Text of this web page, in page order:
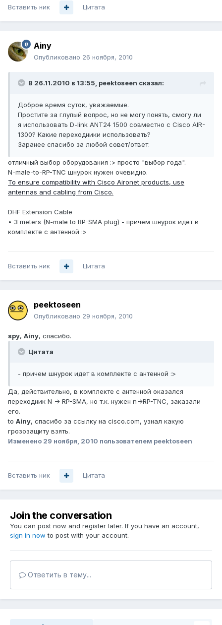
Вставить ник Цитата
Ainy
Опубликовано 26 ноября, 2010
В 26.11.2010 в 13:55, peektoseen сказал:
Доброе время суток, уважаемые.
Простите за глупый вопрос, но не могу понять, смогу ли
я использовать D-link ANT24 1500 совместно с Cisco AIR-
1300? Какие переходники использовать?
Заранее спасибо за любой совет/ответ.
отличный выбор оборудования :> просто "выбор года".
N-male-to-RP-TNC шнурок нужен очевидно.
To ensure compatibility with Cisco Aironet products, use
antennas and cabling from Cisco.
DHF Extension Cable
• 3 meters (N-male to RP-SMA plug) - причем шнурок идет в
комплекте с антенной :>
Вставить ник Цитата
peektoseen
Опубликовано 29 ноября, 2010
spy, Ainy, спасибо.
Цитата
- причем шнурок идет в комплекте с антенной :>
Да, действительно, в комплекте с антенной оказался
переходник N -> RP-SMA, но т.к. нужен n->RP-TNC, заказали
его.
to Ainy, спасибо за ссылку на cisco.com, узнал какую
грозозащиту взять.
Изменено 29 ноября, 2010 пользователем peektoseen
Вставить ник Цитата
Join the conversation
You can post now and register later. If you have an account,
sign in now to post with your account.
Ответить в тему...